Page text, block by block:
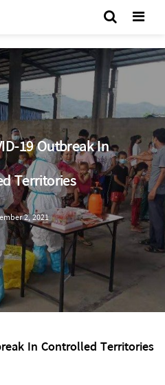
19 Outbreak In
Territories
2, 2021
In Controlled Territories